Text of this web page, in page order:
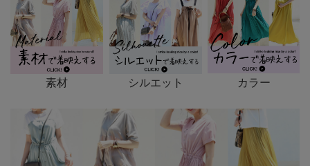
素材 シルエット カラー